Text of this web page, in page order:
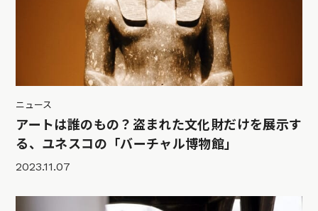
ニュース
アートは誰のもの？盗まれた文化財だけを展示す
る、ユネスコの「バーチャル博物館」
2023.11.07